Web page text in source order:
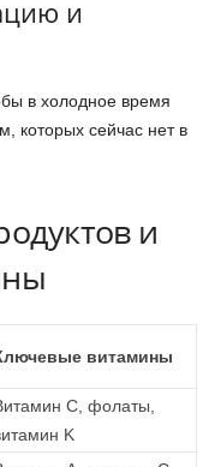
и
в холодное время
которых сейчас нет в
и
витамины
C, фолаты,
K